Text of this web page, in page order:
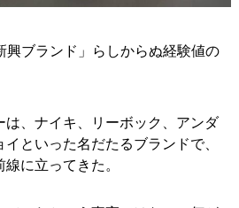
興ブランド」らしからぬ経験値の
は、ナイキ、リーボック、アンダ
といった名だたるブランドで、
に立ってきた。